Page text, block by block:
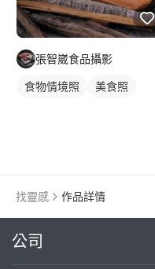
張智崴食品攝影
食物情境照 美食照
找靈感 作品詳情
公司繼續完成